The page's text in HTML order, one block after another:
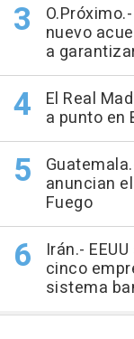
nuevo
a
El Real
a punto en
anuncian
Fuego
Irán.-
cinco
sistema